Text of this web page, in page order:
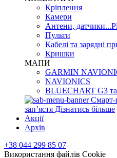
Кріплення
Камери
Антени,
Пульти
Кабелі та зарядні
Кришки
МАПИ
GARMIN
NAVIONICS
BLUECHART G3
Смарт-
запʼястя Дізнатись більше
Акції
Архів
+38 044 299 85 07
Використання файлів Cookie